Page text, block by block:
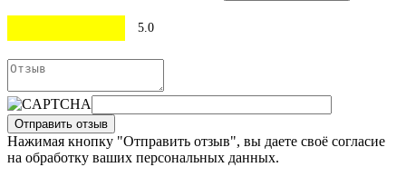
5.0
Отправить отзыв
Нажимая кнопку "Отправить отзыв", вы даете своё согласие
на обработку ваших персональных данных.